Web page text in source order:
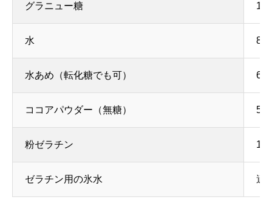
グラニュー糖
水 80g
水あめ（転化糖でも可） 60g
ココアパウダー（無糖） 50g
粉ゼラチン
ゼラチン用の氷水 適